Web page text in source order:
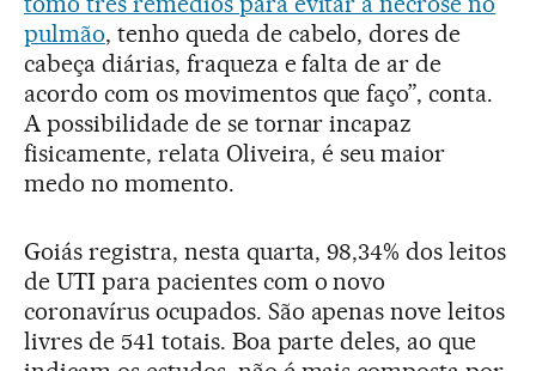
pulmão, tenho queda de cabelo, dores de
cabeça diárias, fraqueza e falta de ar de
acordo com os movimentos que faço”, conta.
A possibilidade de se tornar incapaz
fisicamente, relata Oliveira, é seu maior
medo no momento.
Goiás registra, nesta quarta, 98,34% dos leitos
de UTI para pacientes com o novo
coronavírus ocupados. São apenas nove leitos
livres de 541 totais. Boa parte deles, ao que